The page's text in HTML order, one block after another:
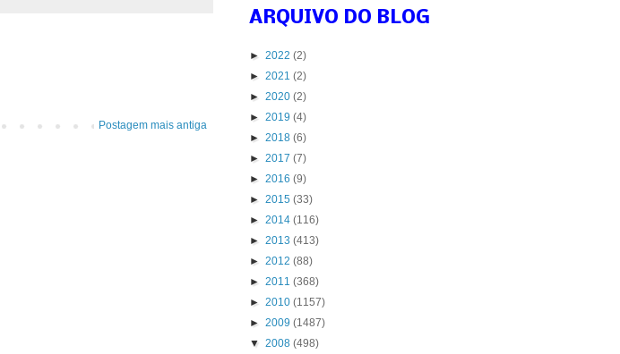
Postagem mais antiga
ARQUIVO DO BLOG
► 2022 (2)
► 2021 (2)
► 2020 (2)
► 2019 (4)
► 2018 (6)
► 2017 (7)
► 2016 (9)
► 2015 (33)
► 2014 (116)
► 2013 (413)
► 2012 (88)
► 2011 (368)
► 2010 (1157)
► 2009 (1487)
▼ 2008 (498)